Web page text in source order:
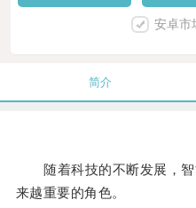
安卓市
简介
随着科技的不断发展，智
来越重要的角色。